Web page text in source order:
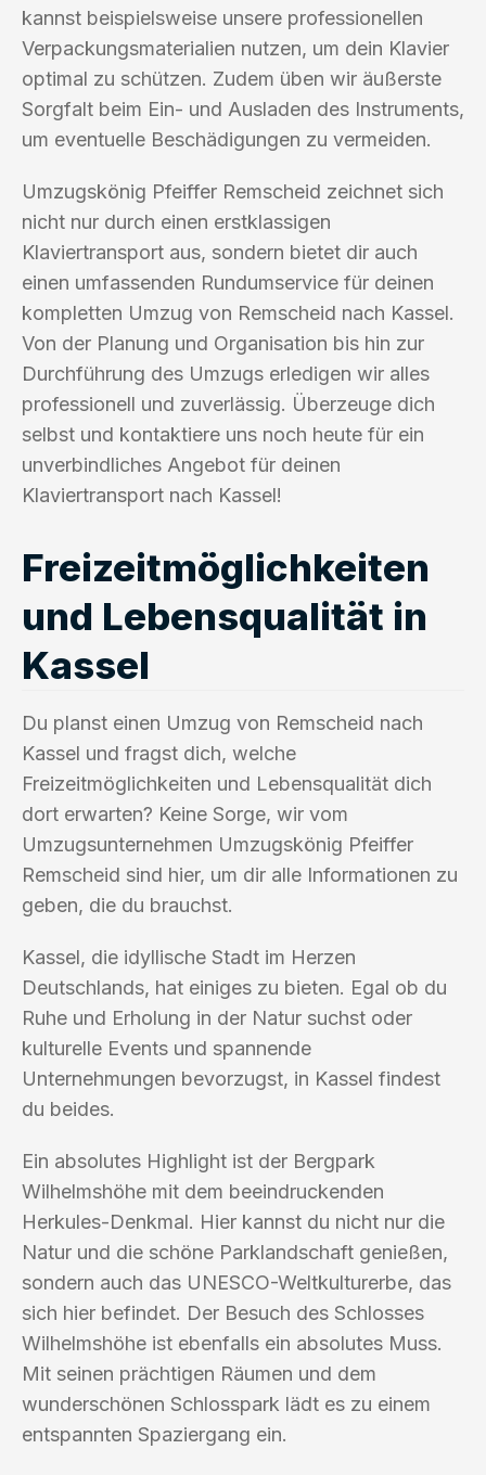
kannst beispielsweise unsere professionellen
Verpackungsmaterialien nutzen, um dein Klavier
optimal zu schützen. Zudem üben wir äußerste
Sorgfalt beim Ein- und Ausladen des Instruments,
um eventuelle Beschädigungen zu vermeiden.
Umzugskönig Pfeiffer Remscheid zeichnet sich
nicht nur durch einen erstklassigen
Klaviertransport aus, sondern bietet dir auch
einen umfassenden Rundumservice für deinen
kompletten Umzug von Remscheid nach Kassel.
Von der Planung und Organisation bis hin zur
Durchführung des Umzugs erledigen wir alles
professionell und zuverlässig. Überzeuge dich
selbst und kontaktiere uns noch heute für ein
unverbindliches Angebot für deinen
Klaviertransport nach Kassel!
Freizeitmöglichkeiten
und Lebensqualität in
Kassel
Du planst einen Umzug von Remscheid nach
Kassel und fragst dich, welche
Freizeitmöglichkeiten und Lebensqualität dich
dort erwarten? Keine Sorge, wir vom
Umzugsunternehmen Umzugskönig Pfeiffer
Remscheid sind hier, um dir alle Informationen zu
geben, die du brauchst.
Kassel, die idyllische Stadt im Herzen
Deutschlands, hat einiges zu bieten. Egal ob du
Ruhe und Erholung in der Natur suchst oder
kulturelle Events und spannende
Unternehmungen bevorzugst, in Kassel findest
du beides.
Ein absolutes Highlight ist der Bergpark
Wilhelmshöhe mit dem beeindruckenden
Herkules-Denkmal. Hier kannst du nicht nur die
Natur und die schöne Parklandschaft genießen,
sondern auch das UNESCO-Weltkulturerbe, das
sich hier befindet. Der Besuch des Schlosses
Wilhelmshöhe ist ebenfalls ein absolutes Muss.
Mit seinen prächtigen Räumen und dem
wunderschönen Schlosspark lädt es zu einem
entspannten Spaziergang ein.